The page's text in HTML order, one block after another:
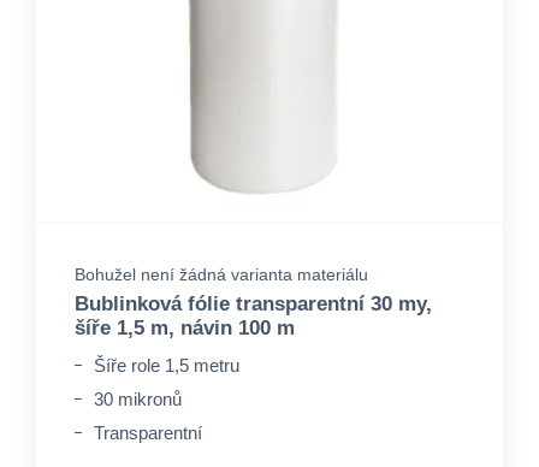
Bohužel není žádná varianta materiálu
Bublinková fólie transparentní 30 my,
šíře 1,5 m, návin 100 m
Šíře role 1,5 metru
30 mikronů
Transparentní